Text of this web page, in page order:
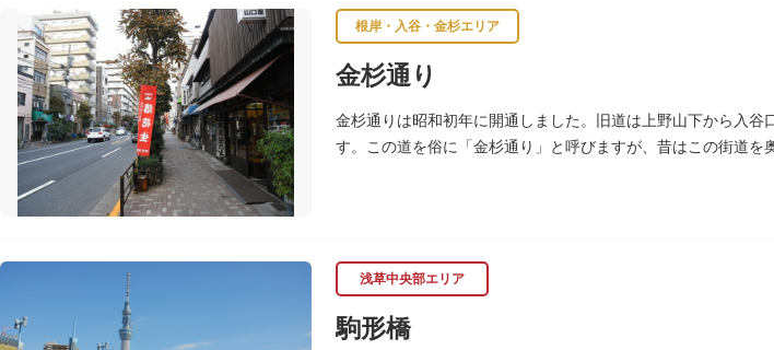
根岸・入谷・金杉エリア
金杉通り
金杉通りは昭和初年に開通しました。旧道は上野山下から入
す。この道を俗に「金杉通り」と呼びますが、昔はこの街道を
浅草中央部エリア
駒形橋